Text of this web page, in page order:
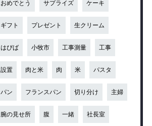
おめでとう サプライズ ケーキ
ギフト プレゼント 生クリーム
はぴば 小牧市 工事測量 工事
設置 肉と米 肉 米 パスタ
パン フランスパン 切り分け 主婦
腕の見せ所 腹 一緒 社長室